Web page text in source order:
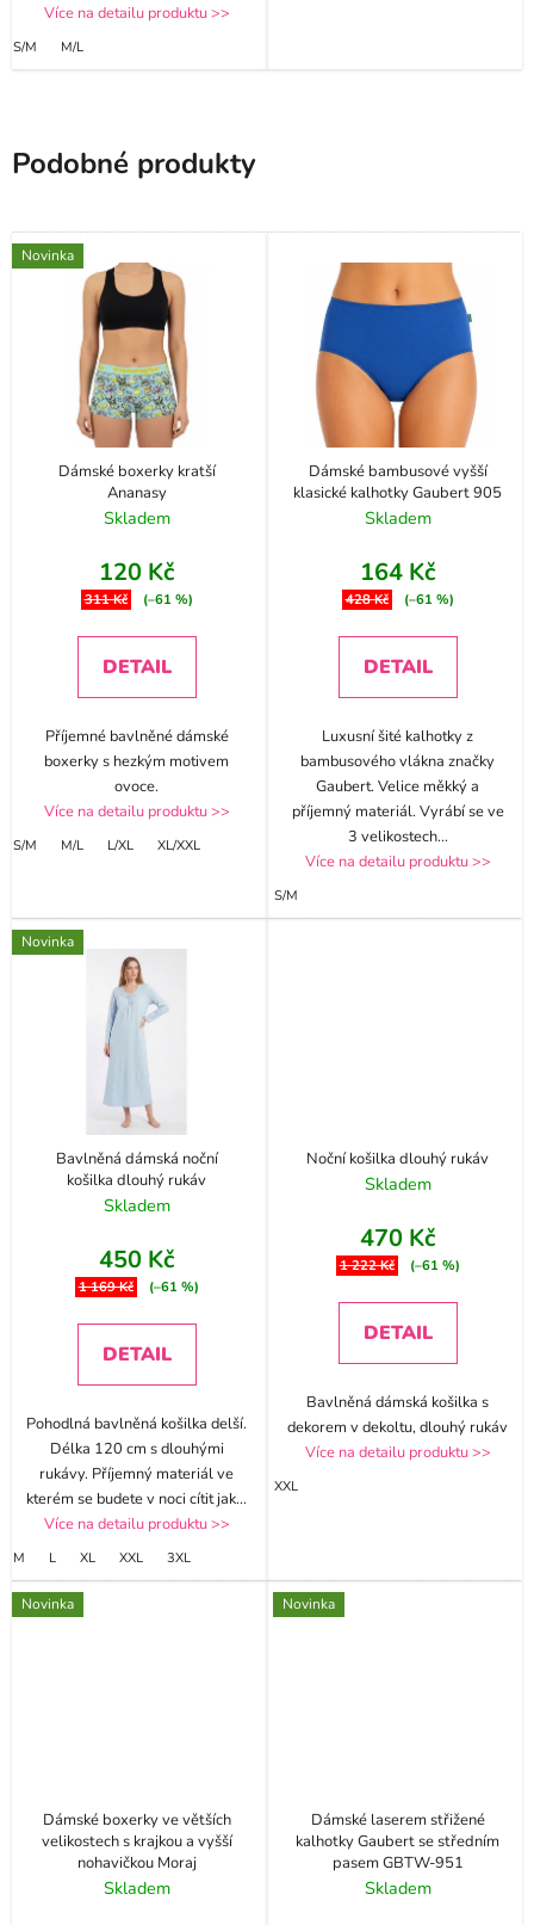
Více na detailu produktu >>
S/M M/L
Podobné produkty
Novinka
Dámské boxerky kratší
Ananasy
Skladem
120 Kč
311 Kč (–61 %)
DETAIL
Příjemné bavlněné dámské
boxerky s hezkým motivem
ovoce.
Více na detailu produktu >>
S/M M/L L/XL XL/XXL
Dámské bambusové vyšší
klasické kalhotky Gaubert 905
Skladem
164 Kč
428 Kč (–61 %)
DETAIL
Luxusní šité kalhotky z
bambusového vlákna značky
Gaubert. Velice měkký a
příjemný materiál. Vyrábí se ve
3 velikostech...
Více na detailu produktu >>
S/M
Novinka
Bavlněná dámská noční
košilka dlouhý rukáv
Skladem
450 Kč
1 169 Kč (–61 %)
DETAIL
Pohodlná bavlněná košilka delší.
Délka 120 cm s dlouhými
rukávy. Příjemný materiál ve
kterém se budete v noci cítit jak...
Více na detailu produktu >>
M L XL XXL 3XL
Noční košilka dlouhý rukáv
Skladem
470 Kč
1 222 Kč (–61 %)
DETAIL
Bavlněná dámská košilka s
dekorem v dekoltu, dlouhý rukáv
Více na detailu produktu >>
XXL
Novinka
Dámské boxerky ve větších
velikostech s krajkou a vyšší
nohavičkou Moraj
Skladem
Novinka
Dámské laserem střižené
kalhotky Gaubert se středním
pasem GBTW-951
Skladem